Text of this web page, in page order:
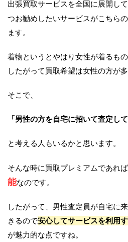
出張買取サービスを全国に展開し
つお勧めしたいサービスがこちらの
ます。
着物というとやはり女性が着るもの
したがって買取希望は女性の方が多
そこで、
「男性の方を自宅に招いて査定し
と考える人もいるかと思います。
そんな時に買取プレミアムであれば
能なのです。
したがって、男性査定員が自宅に
きるので安心してサービスを利用
が魅力的な点ですね。